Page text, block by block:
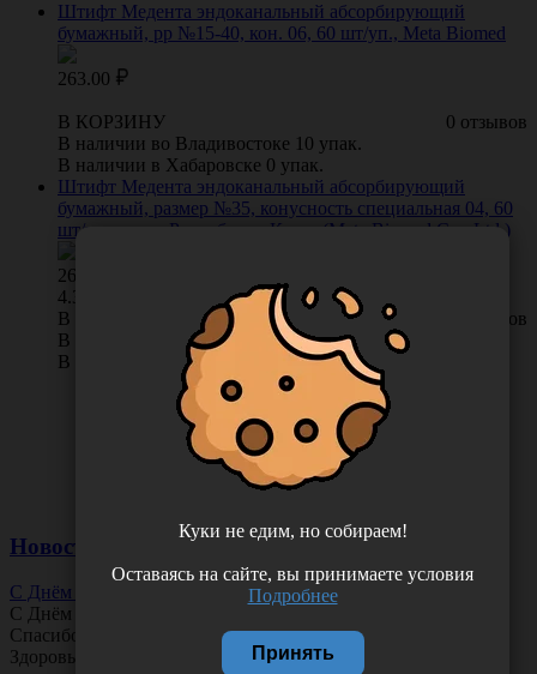
Штифт Медента эндоканальный абсорбирующий
бумажный, рр №15-40, кон. 06, 60 шт/уп., Meta Biomed
263.00
0 отзывов
В КОРЗИНУ
В наличии во Владивостоке 10 упак.
В наличии в Хабаровске 0 упак.
Штифт Медента эндоканальный абсорбирующий
бумажный, размер №35, конусность специальная 04, 60
шт/упаковка, Республика Корея (Meta Biomed Co., Ltd.)
263.00
4.38 руб. шт
0 отзывов
В КОРЗИНУ
В наличии во Владивостоке 20 упак.
В наличии в Хабаровске 0 упак.
Новости
С Днём Офтальмолога!
С Днём
Спасибо за ясное зрение и заботу о пациентах.
Здоровья вам и новых профессиональных побед!
Куки не едим, но собираем!
Оставаясь на сайте, вы принимаете условия
Подробнее
Принять